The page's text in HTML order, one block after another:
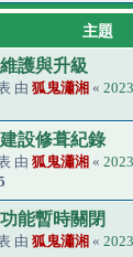
主題
護與升級
由 狐鬼瀟湘 «
設修葺紀錄
由 狐鬼瀟湘 «
能暫時關閉
由 狐鬼瀟湘 «